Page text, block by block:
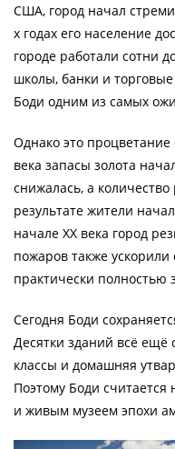
США, город начал
х годах его население
городе работали сотни
школы, банки и
Боди одним из самых
Однако это процветание
века запасы золота
снижалась, а
результате жители
начале XX века город
пожаров также
практически полностью
Сегодня Боди
Десятки зданий всё ещё
классы и домашняя
Поэтому Боди считается
и живым музеем эпохи